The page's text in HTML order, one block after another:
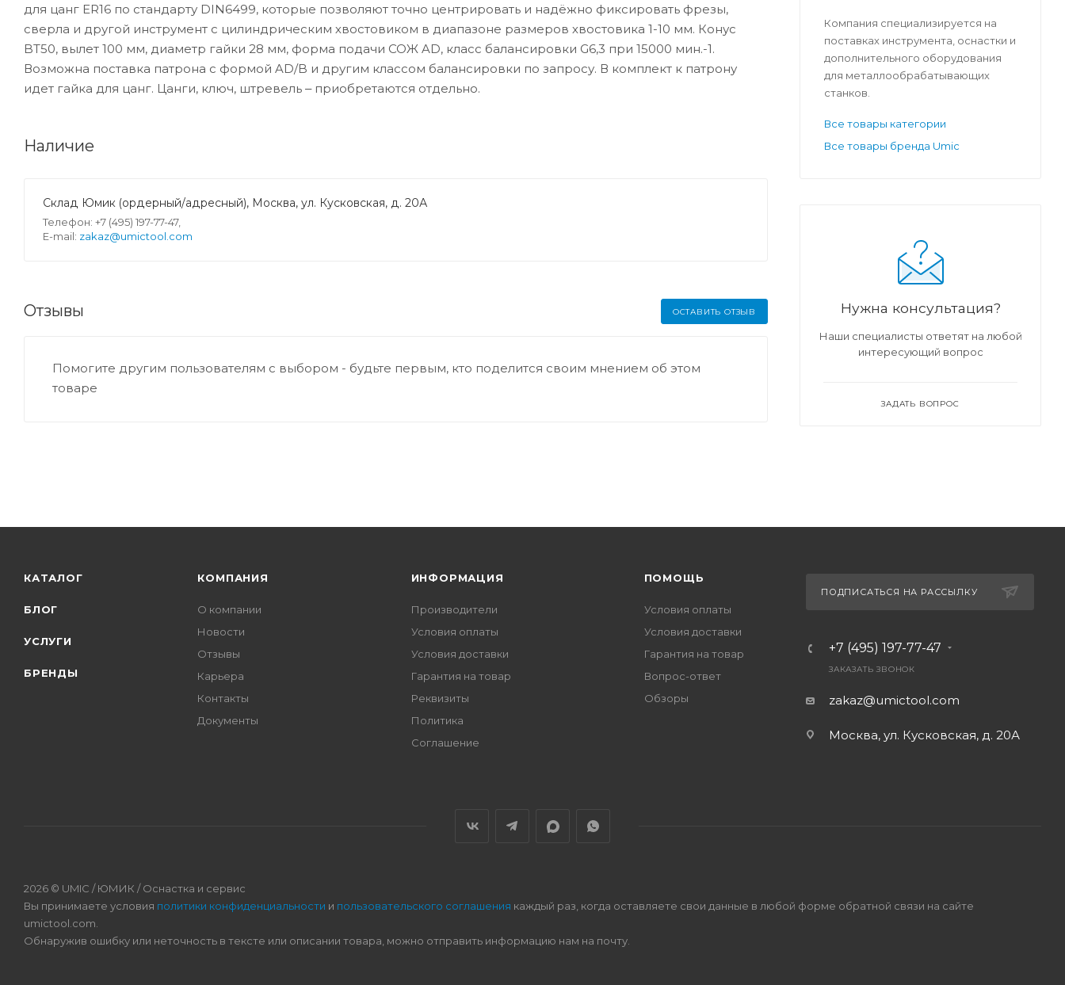
для цанг ER16 по стандарту DIN6499, которые позволяют точно центрировать и надёжно фиксировать фрезы,
сверла и другой инструмент с цилиндрическим хвостовиком в диапазоне размеров хвостовика 1-10 мм. Конус
BT50, вылет 100 мм, диаметр гайки 28 мм, форма подачи СОЖ AD, класс балансировки G6,3 при 15000 мин.-1.
Возможна поставка патрона с формой AD/B и другим классом балансировки по запросу. В комплект к патрону
идет гайка для цанг. Цанги, ключ, штревель ‒ приобретаются отдельно.
Наличие
Склад Юмик (ордерный/адресный), Москва, ул. Кусковская, д. 20А
Телефон: +7 (495) 197-77-47,
E-mail: zakaz@umictool.com
Отзывы ОСТАВИТЬ ОТЗЫВ
Помогите другим пользователям с выбором - будьте первым, кто поделится своим мнением об этом
товаре
Компания специализируется на
поставках инструмента, оснастки и
дополнительного оборудования
для металлообрабатывающих
станков.
Все товары категории
Все товары бренда Umic
Нужна консультация?
Наши специалисты ответят на любой
интересующий вопрос
ЗАДАТЬ ВОПРОС
КАТАЛОГ
БЛОГ
УСЛУГИ
БРЕНДЫ
КОМПАНИЯ
О компании
Новости
Отзывы
Карьера
Контакты
Документы
ИНФОРМАЦИЯ
Производители
Условия оплаты
Условия доставки
Гарантия на товар
Реквизиты
Политика
Соглашение
ПОМОЩЬ
Условия оплаты
Условия доставки
Гарантия на товар
Вопрос-ответ
Обзоры
ПОДПИСАТЬСЯ НА РАССЫЛКУ
+7 (495) 197-77-47
ЗАКАЗАТЬ ЗВОНОК
zakaz@umictool.com
Москва, ул. Кусковская, д. 20А
2026 © UMIC / ЮМИК / Оснастка и сервис
Вы принимаете условия политики конфиденциальности и пользовательского соглашения каждый раз, когда оставляете свои данные в любой форме обратной связи на сайте
umictool.com.
Обнаружив ошибку или неточность в тексте или описании товара, можно отправить информацию нам на почту.